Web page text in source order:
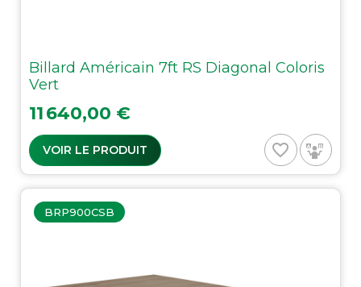
Billard Américain 7ft RS Diagonal Coloris
Vert
Prix
11 640,00 €
VOIR LE PRODUIT favorite_border
BRP900CSB